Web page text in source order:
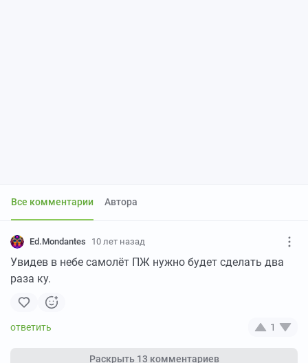
Все комментарии Автора
Ed.Mondantes 10 лет назад
Увидев в небе самолёт ПЖ нужно будет сделать два
раза ку.
1
Раскрыть 13 комментариев